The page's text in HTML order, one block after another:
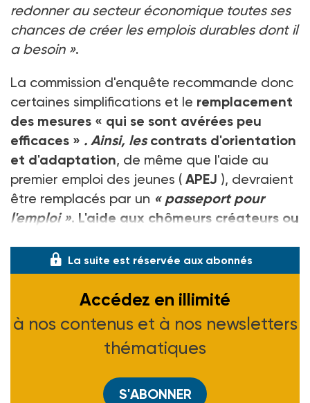
redonner au secteur économique toutes ses
chances de créer les emplois durables dont il
a besoin ».
La commission d'enquête recommande donc
certaines simplifications et le remplacement
des mesures « qui se sont avérées peu
efficaces » . Ainsi, lescontrats d'orientation
et d'adaptation, de même que l'aide au
premier emploi des jeunes ( APEJ ), devraient
être remplacés par un « passeport pour
l'emploi ». L'aide aux chômeurs créateurs ou
La suite est réservée aux abonnés
Accédez en illimité
à nos contenus et à nos newsletters
thématiques
S'ABONNER